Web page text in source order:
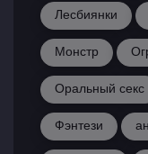
Лесбиянки
Монстр
Оральный секс
Фэнтези